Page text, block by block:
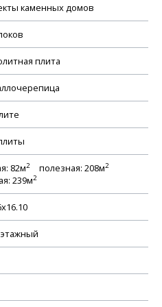
каменных домов
плита
82м2 полезная: 208м2
239м2
материала в нашем
(КР)
основного комплекта КР
материалов
спецификация элементов
стен
(если есть)
стропил
стропил
системы